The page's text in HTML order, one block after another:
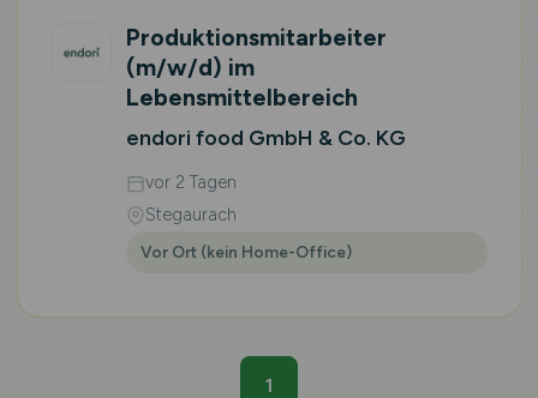
Produktionsmitarbeiter
(m/w/d) im
Lebensmittelbereich
endori food GmbH & Co. KG
vor 2 Tagen
Stegaurach
Vor Ort (kein Home-Office)
1